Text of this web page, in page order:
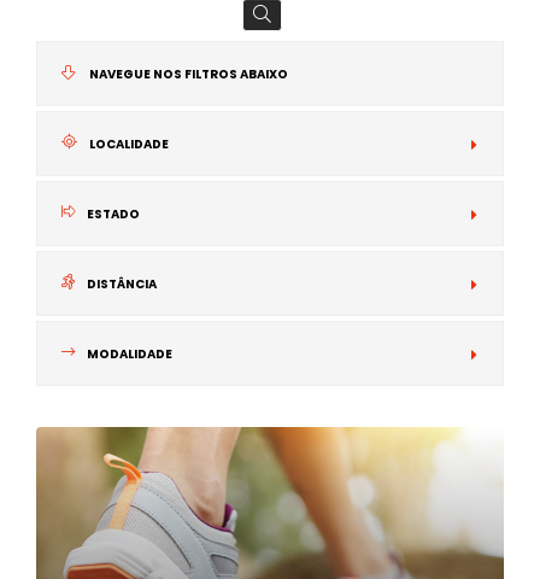
NAVEGUE NOS FILTROS ABAIXO
LOCALIDADE
ESTADO
DISTÂNCIA
MODALIDADE